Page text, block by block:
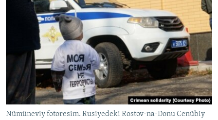
Nümüneviy fotoresim. Rusiyedeki Rostov-na-Donu Cenübiy